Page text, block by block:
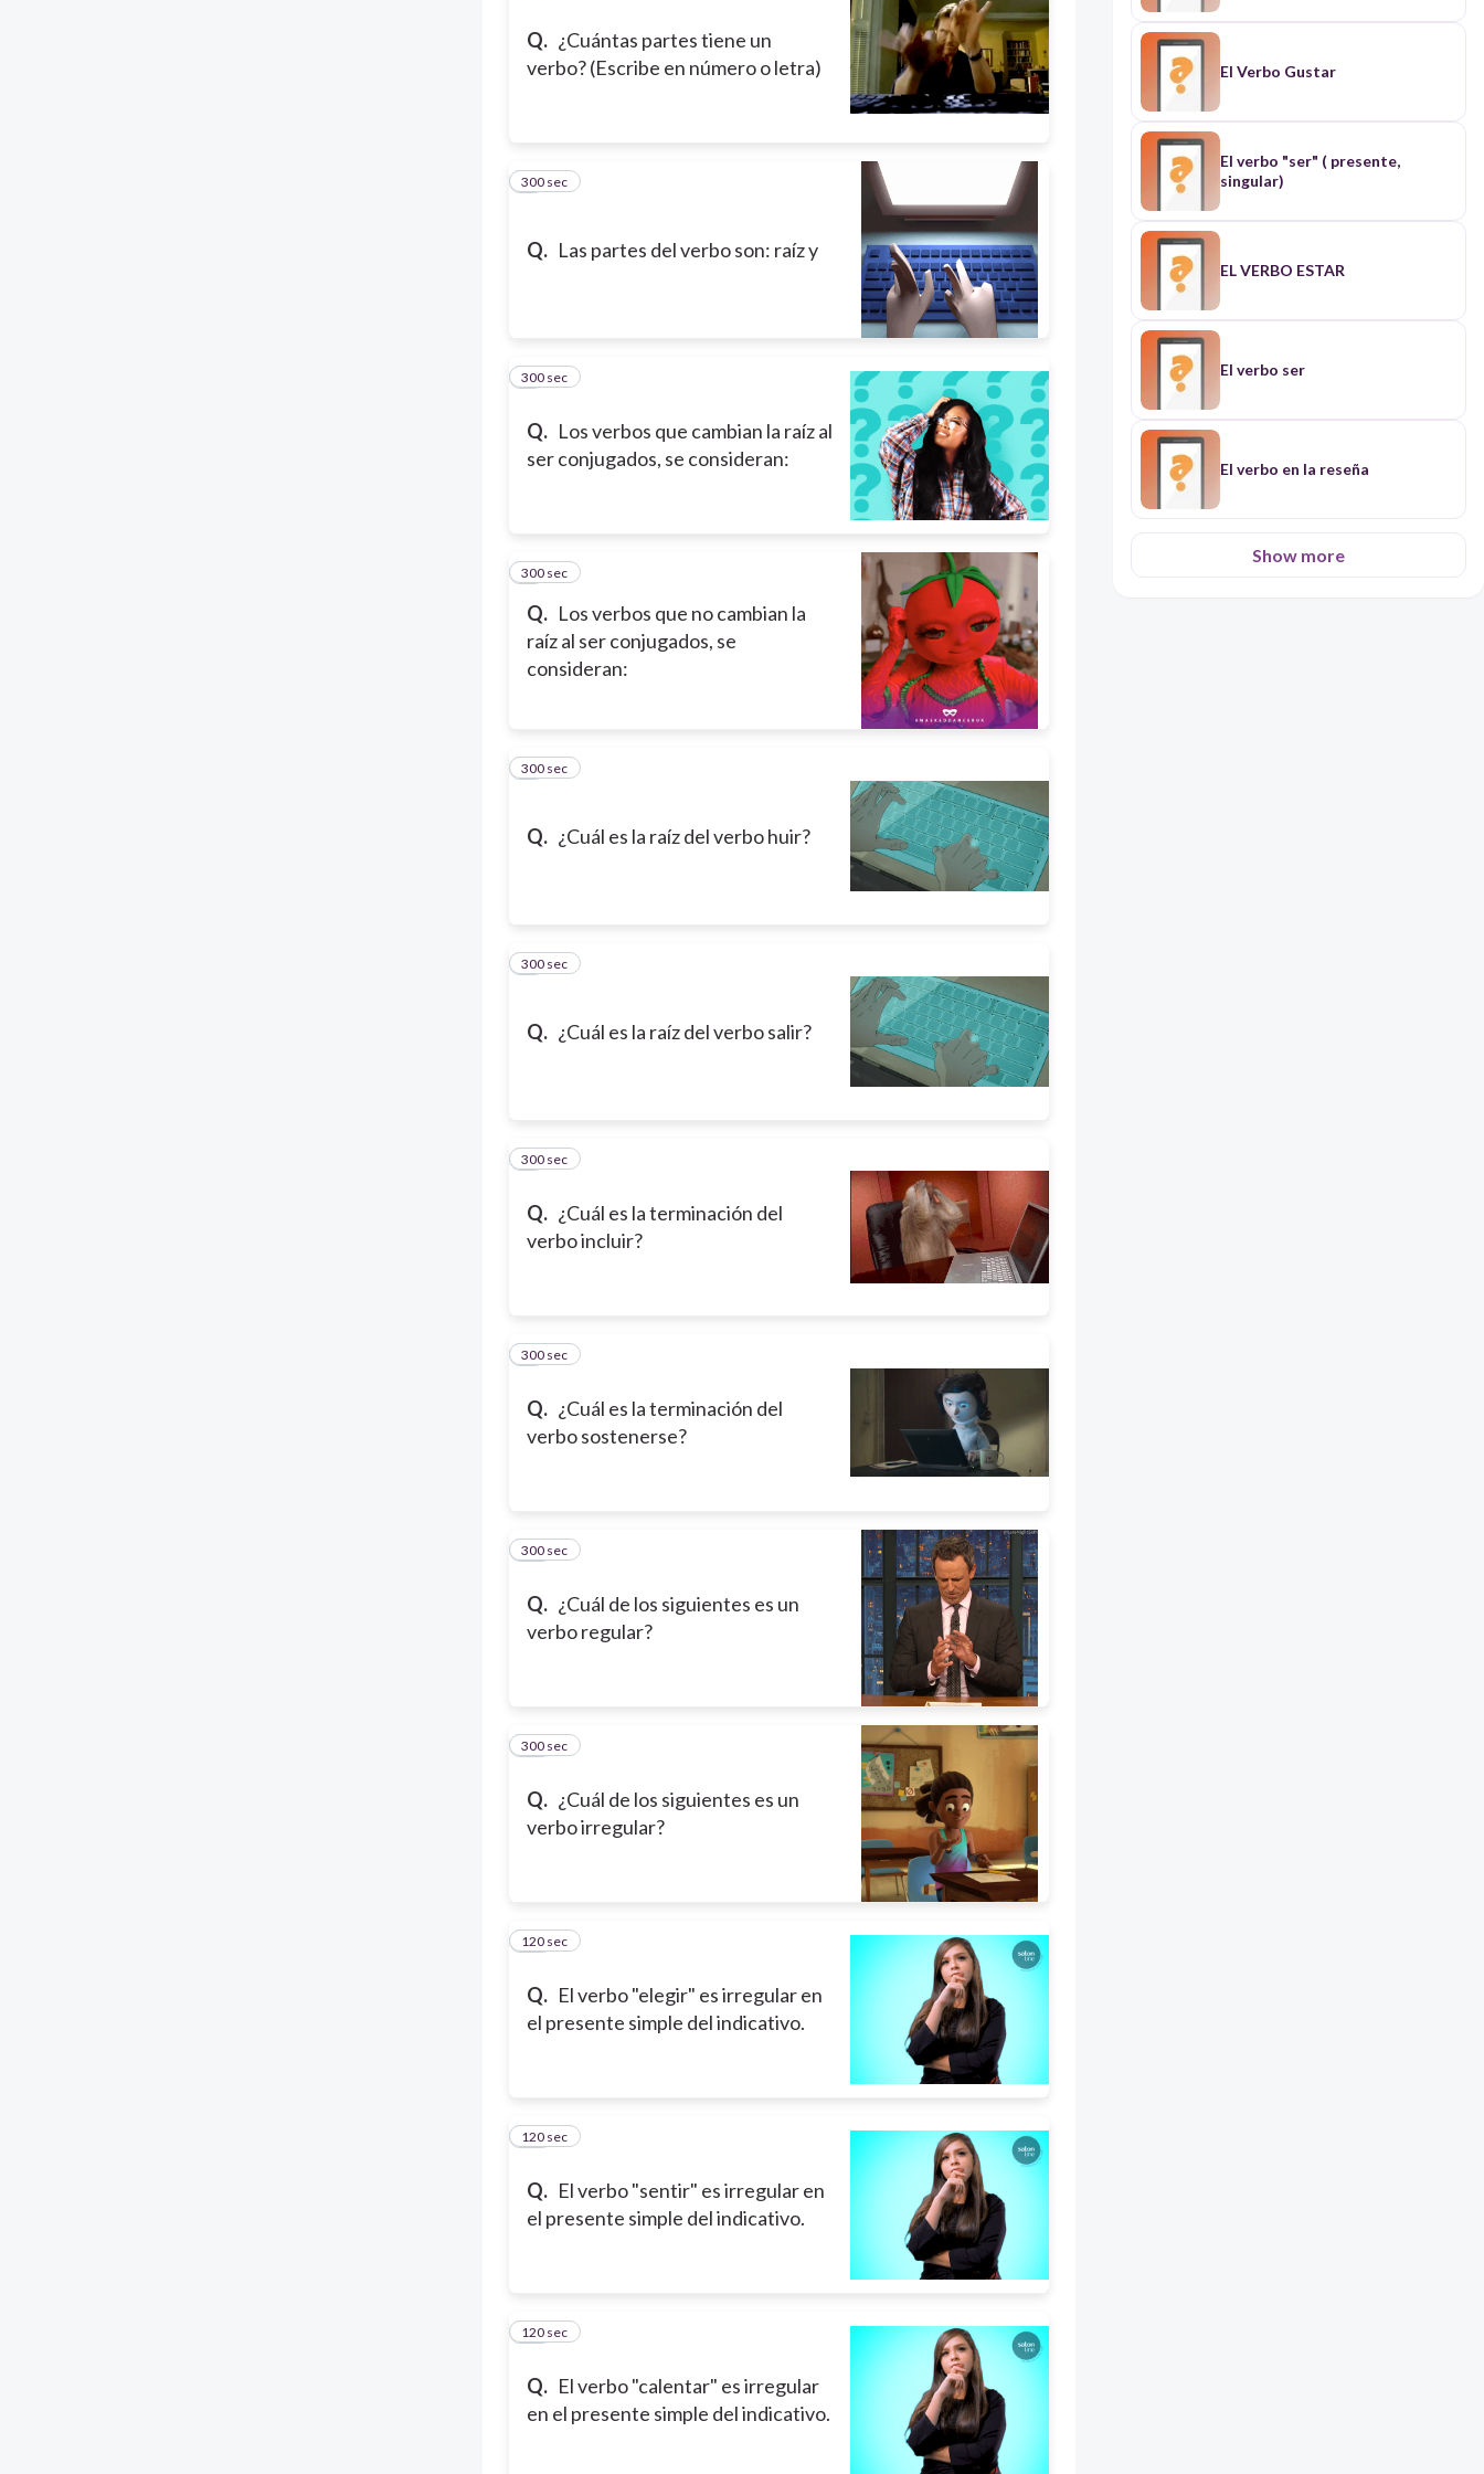
Q. ¿Cuántas partes tiene un
verbo? (Escribe en número o letra)
Q. Las partes del verbo son: raíz y
3
300 sec
Q. Los verbos que cambian la raíz al
ser conjugados, se consideran:
4
300 sec
Q. Los verbos que no cambian la
raíz al ser conjugados, se
consideran:
5
300 sec
Q. ¿Cuál es la raíz del verbo huir?
6
300 sec
Q. ¿Cuál es la raíz del verbo salir?
7
300 sec
Q. ¿Cuál es la terminación del
verbo incluir?
8
300 sec
Q. ¿Cuál es la terminación del
verbo sostenerse?
9
300 sec
Q. ¿Cuál de los siguientes es un
verbo regular?
10
300 sec
Q. ¿Cuál de los siguientes es un
verbo irregular?
11
300 sec
Q. El verbo "elegir" es irregular en
el presente simple del indicativo.
12
120 sec
Q. El verbo "sentir" es irregular en
el presente simple del indicativo.
13
120 sec
Q. El verbo "calentar" es irregular
en el presente simple del indicativo.
14
120 sec
El Verbo Gustar
El verbo "ser" ( presente,
singular)
EL VERBO ESTAR
El verbo ser
El verbo en la reseña
Show more